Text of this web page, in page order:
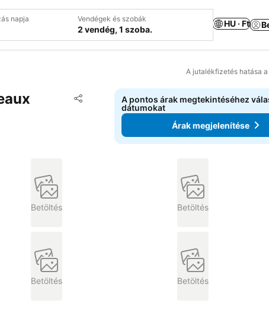
napja Vendégek és szobák
2 vendég, 1 szoba.
HU · Ft
A jutalékfizetés hatása
Megosztás
Hozzáadás a kedvencekhez
A pontos árak megtekintéséhez
dátumokat
Árak megjelenítése
Betöltés Betöltés
Betöltés Betöltés